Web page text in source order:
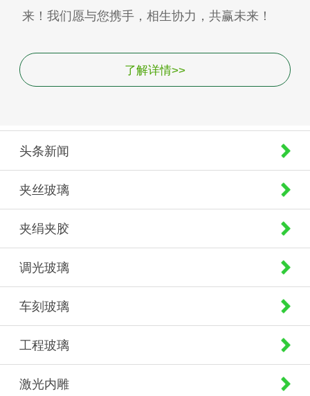
来！我们愿与您携手，相生协力，共赢未来！
了解详情>>
头条新闻
夹丝玻璃
夹绢夹胶
调光玻璃
车刻玻璃
工程玻璃
激光内雕